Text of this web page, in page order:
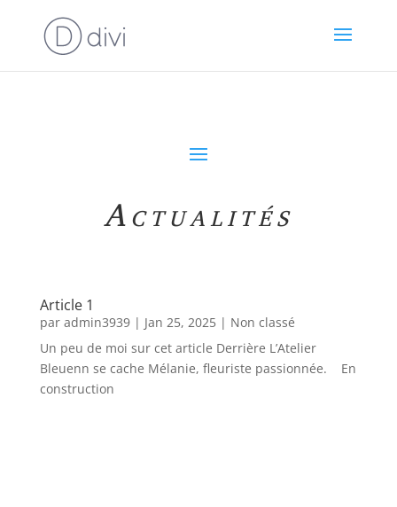
Actualités
Article 1
par admin3939| Jan 25, 2025| Non classé
Un peu de moi sur cet article Derrière L’Atelier
Bleuenn se cache Mélanie, fleuriste passionnée. En
construction